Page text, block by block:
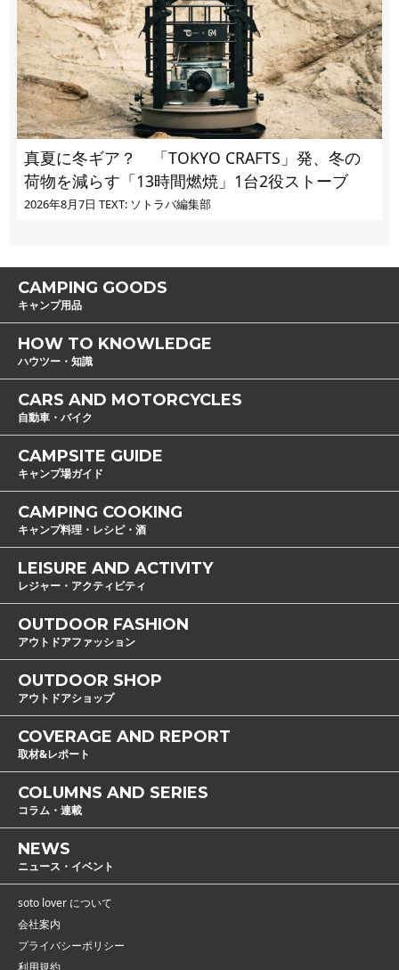
真夏に冬ギア？ 「TOKYO CRAFTS」発、冬の
荷物を減らす「13時間燃焼」1台2役ストーブ
2026年8月7日 TEXT: ソトラバ編集部
CAMPING GOODS
キャンプ用品
HOW TO KNOWLEDGE
ハウツー・知識
CARS AND MOTORCYCLES
自動車・バイク
CAMPSITE GUIDE
キャンプ場ガイド
CAMPING COOKING
キャンプ料理・レシピ・酒
LEISURE AND ACTIVITY
レジャー・アクティビティ
OUTDOOR FASHION
アウトドアファッション
OUTDOOR SHOP
アウトドアショップ
COVERAGE AND REPORT
取材&レポート
COLUMNS AND SERIES
コラム・連載
NEWS
ニュース・イベント
soto lover について
会社案内
プライバシーポリシー
利用規約